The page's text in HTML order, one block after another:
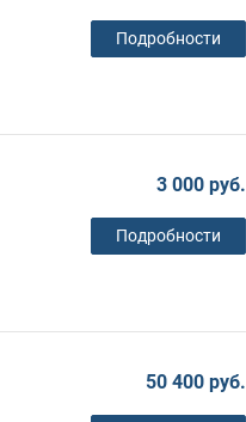
Подробности
3 000 руб.
Подробности
50 400 руб.